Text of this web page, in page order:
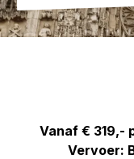
Vanaf € 319,-
Vervoer: